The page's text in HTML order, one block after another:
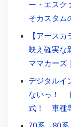
ー・エスク
そカスタム
【アース
映え確実な
ママカーズ
デジタルイ
ないっ！
式！ 車種